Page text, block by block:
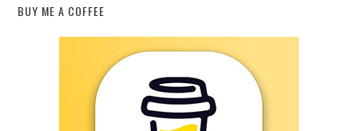
BUY ME A COFFEE